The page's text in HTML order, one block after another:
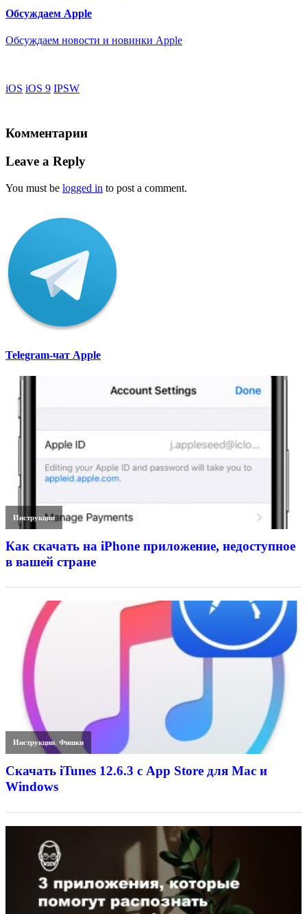
Обсуждаем Apple
Обсуждаем новости и новинки Apple
iOS iOS 9 IPSW
Комментарии
Leave a Reply
You must be logged in to post a comment.
Telegram-чат Apple
Инструкции
Как скачать на iPhone приложение, недоступное
в вашей стране
Инструкции,Фишки
Скачать iTunes 12.6.3 с App Store для Mac и
Windows